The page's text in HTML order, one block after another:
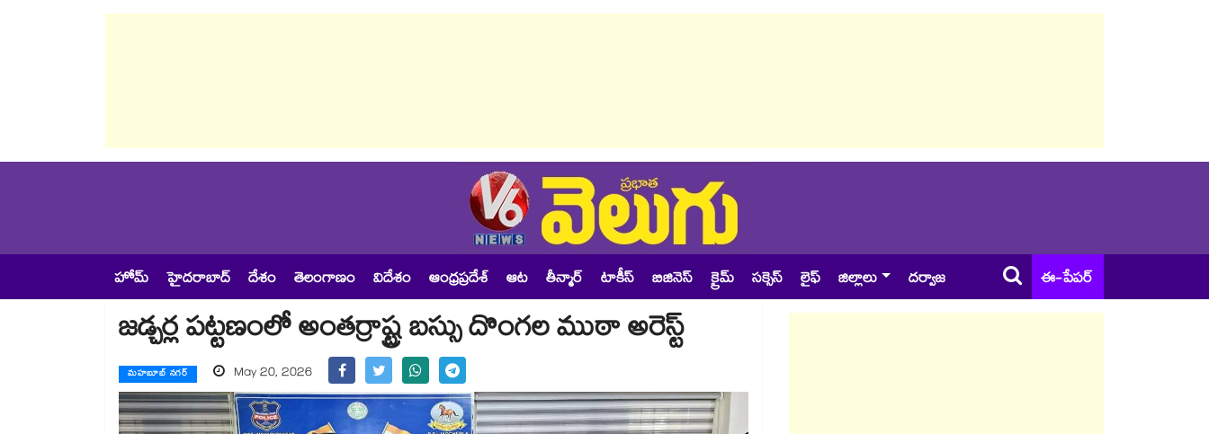
హోమ్ హైదరాబాద్ దేశం తెలంగాణం విదేశం ఆంధ్రప్రదేశ్ ఆట తీన్మార్ టాకీస్ బిజినెస్ క్రైమ్ సక్సెస్ లైఫ్ జిల్లాలు దర్వాజ ఈ-పేపర్
జడ్చర్ల పట్టణంలో అంతర్రాష్ట్ర బస్సు దొంగల ముఠా అరెస్ట్
మహబూబ్ నగర్ May 20, 2026